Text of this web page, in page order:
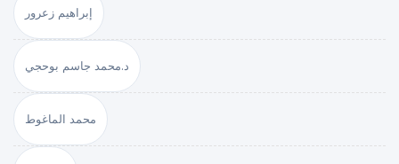
إبراهيم زعرور
د.محمد جاسم بوحجي
محمد الماغوط